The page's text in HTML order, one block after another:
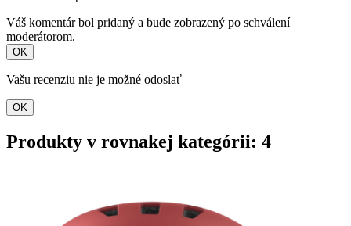
Váš komentár bol pridaný a bude zobrazený po schválení
moderátorom.
OK
Vašu recenziu nie je možné odoslať
OK
Produkty v rovnakej kategórii: 4